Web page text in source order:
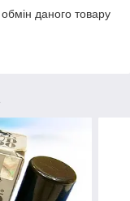
даного товару